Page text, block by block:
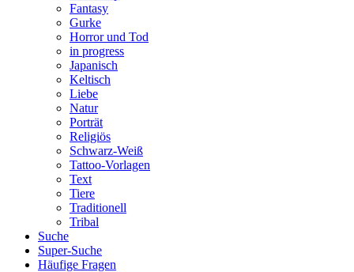
Fantasy
Gurke
Horror und Tod
in progress
Japanisch
Keltisch
Liebe
Natur
Porträt
Religiös
Schwarz-Weiß
Tattoo-Vorlagen
Text
Tiere
Traditionell
Tribal
Suche
Super-Suche
Häufige Fragen